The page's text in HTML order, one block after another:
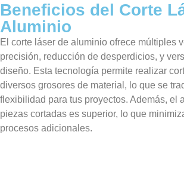
Beneficios del Corte
Aluminio
El corte láser de aluminio ofrece múltiples
precisión, reducción de desperdicios, y
diseño. Esta tecnología permite realizar
diversos grosores de material, lo que se
flexibilidad para tus proyectos. Además, el
piezas cortadas es superior, lo que
procesos adicionales.